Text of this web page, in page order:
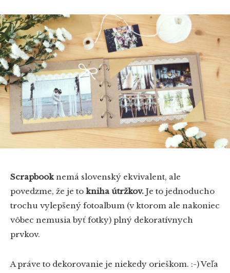
Scrapbooknemá slovenský ekvivalent, ale
povedzme, že je to kniha útržkov. Je to jednoducho
trochu vylepšený fotoalbum (v ktorom ale nakoniec
vôbec nemusia byť fotky) plný dekoratívnych
prvkov.
A práve to dekorovanie je niekedy orieškom. :-) Veľa